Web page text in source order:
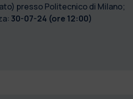
presso Politecnico di Milano;
30-07-24 (ore 12:00)